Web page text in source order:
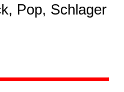
Pop, Schlager